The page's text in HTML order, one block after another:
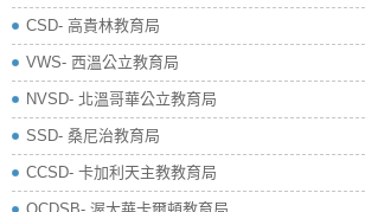
​CSD- 高貴林教育局
VWS- 西溫公立教育局
NVSD- 北溫哥華公立教育局
SSD- 桑尼治教育局
CCSD- 卡加利天主教教育局